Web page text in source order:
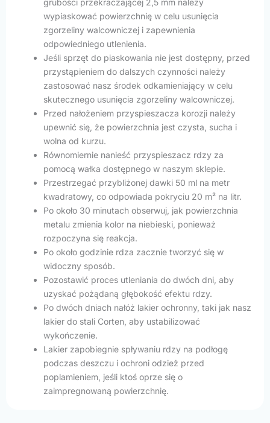
wypiaskować powierzchnię w celu usunięcia
zgorzeliny walcowniczej i zapewnienia
odpowiedniego utlenienia.
Jeśli sprzęt do piaskowania nie jest dostępny, przed
przystąpieniem do dalszych czynności należy
zastosować nasz środek odkamieniający w celu
skutecznego usunięcia zgorzeliny walcowniczej.
Przed nałożeniem przyspieszacza korozji należy
upewnić się, że powierzchnia jest czysta, sucha i
wolna od kurzu.
Równomiernie nanieść przyspieszacz rdzy za
pomocą wałka dostępnego w naszym sklepie.
Przestrzegać przybliżonej dawki 50 ml na metr
kwadratowy, co odpowiada pokryciu 20 m² na litr.
Po około 30 minutach obserwuj, jak powierzchnia
metalu zmienia kolor na niebieski, ponieważ
rozpoczyna się reakcja.
Po około godzinie rdza zacznie tworzyć się w
widoczny sposób.
Pozostawić proces utleniania do dwóch dni, aby
uzyskać pożądaną głębokość efektu rdzy.
Po dwóch dniach nałóż lakier ochronny, taki jak nasz
lakier do stali Corten, aby ustabilizować
wykończenie.
Lakier zapobiegnie spływaniu rdzy na podłogę
podczas deszczu i ochroni odzież przed
poplamieniem, jeśli ktoś oprze się o
zaimpregnowaną powierzchnię.